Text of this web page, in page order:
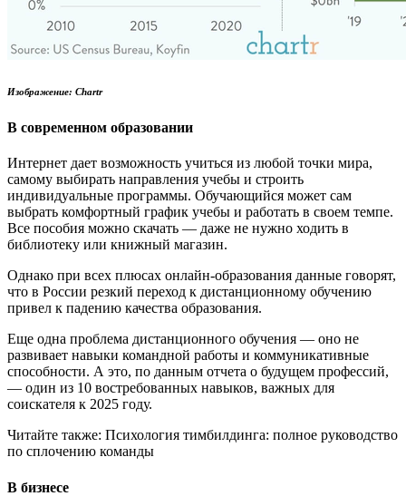
Изображение: Chartr
В современном образовании
Интернет дает возможность учиться из любой точки мира,
самому выбирать направления учебы и строить
индивидуальные программы. Обучающийся может сам
выбрать комфортный график учебы и работать в своем темпе.
Все пособия можно скачать — даже не нужно ходить в
библиотеку или книжный магазин.
Однако при всех плюсах онлайн-образования данные говорят,
что в России резкий переход к дистанционному обучению
привел к падению качества образования.
Еще одна проблема дистанционного обучения — оно не
развивает навыки командной работы и коммуникативные
способности. А это, по данным отчета о будущем профессий,
— один из 10 востребованных навыков, важных для
соискателя к 2025 году.
Читайте также: Психология тимбилдинга: полное руководство
по сплочению команды
В бизнесе